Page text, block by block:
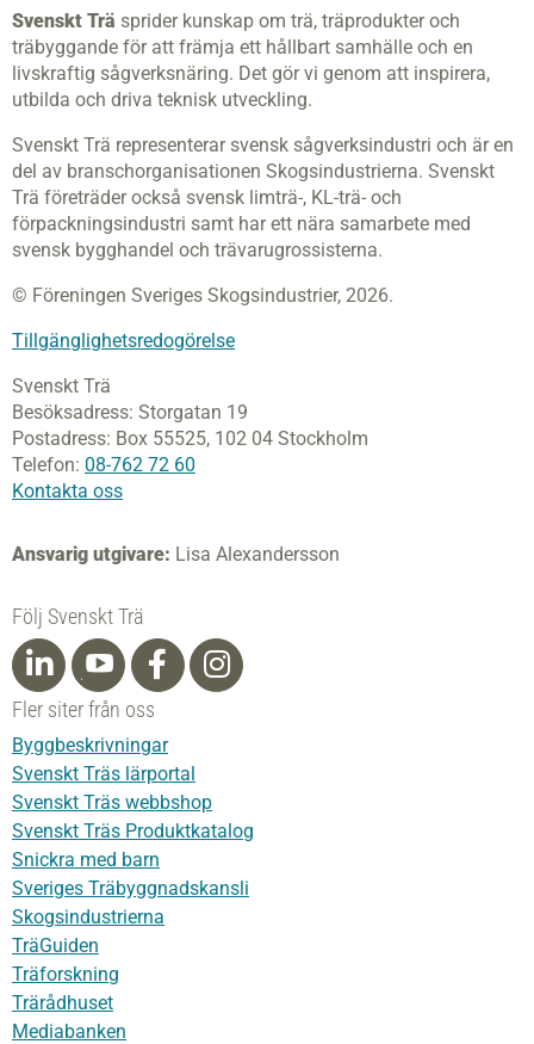
Svenskt Trä sprider kunskap om trä, träprodukter och
träbyggande för att främja ett hållbart samhälle och en
livskraftig sågverksnäring. Det gör vi genom att inspirera,
utbilda och driva teknisk utveckling.
Svenskt Trä representerar svensk sågverksindustri och är en
del av branschorganisationen Skogsindustrierna. Svenskt
Trä företräder också svensk limträ-, KL-trä- och
förpackningsindustri samt har ett nära samarbete med
svensk bygghandel och trävarugrossisterna.
© Föreningen Sveriges Skogsindustrier, 2026.
Tillgänglighetsredogörelse
Svenskt Trä
Besöksadress: Storgatan 19
Postadress: Box 55525, 102 04 Stockholm
Telefon: 08-762 72 60
Kontakta oss
Ansvarig utgivare: Lisa Alexandersson
Följ Svenskt Trä
Fler siter från oss
Byggbeskrivningar
Svenskt Träs lärportal
Svenskt Träs webbshop
Svenskt Träs Produktkatalog
Snickra med barn
Sveriges Träbyggnadskansli
Skogsindustrierna
TräGuiden
Träforskning
Trärådhuset
Mediabanken